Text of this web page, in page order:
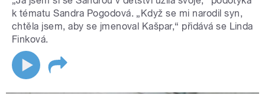
k tématu Sandra Pogodová. „Když se mi narodil syn,
chtěla jsem, aby se jmenoval Kašpar,“ přidává se Linda
Finková.